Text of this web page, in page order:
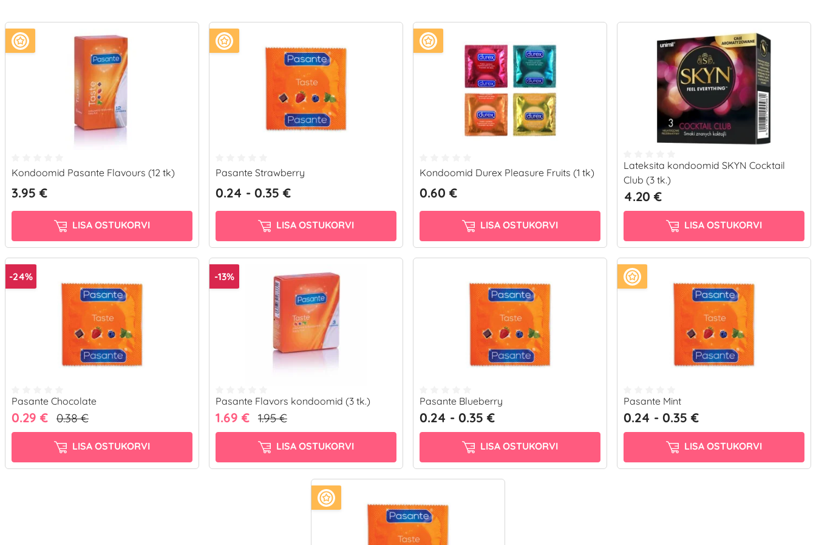
Kondoomid Pasante Flavours (12 tk)
3.95 €
LISA OSTUKORVI
Pasante Strawberry
0.24 - 0.35 €
LISA OSTUKORVI
Kondoomid Durex Pleasure Fruits (1 tk)
0.60 €
LISA OSTUKORVI
Lateksita kondoomid SKYN Cocktail
Club (3 tk.)
4.20 €
LISA OSTUKORVI
-24%
Pasante Chocolate
0.29 € 0.38 €
LISA OSTUKORVI
-13%
Pasante Flavors kondoomid (3 tk.)
1.69 € 1.95 €
LISA OSTUKORVI
Pasante Blueberry
0.24 - 0.35 €
LISA OSTUKORVI
Pasante Mint
0.24 - 0.35 €
LISA OSTUKORVI